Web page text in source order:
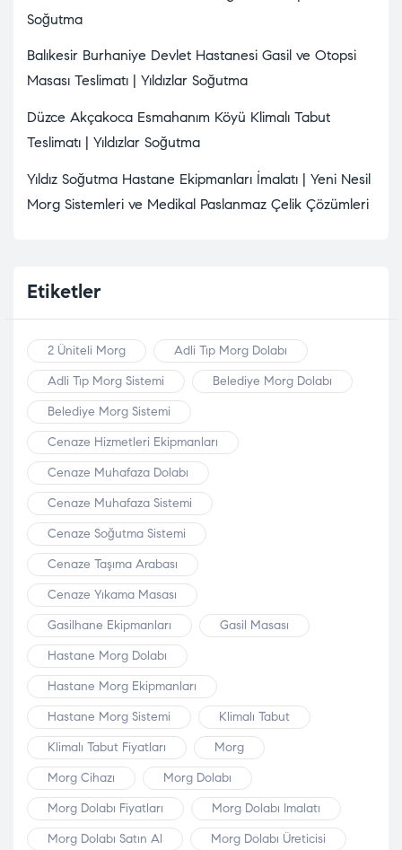
Soğutma
Balıkesir Burhaniye Devlet Hastanesi Gasil ve Otopsi
Masası Teslimatı | Yıldızlar Soğutma
Düzce Akçakoca Esmahanım Köyü Klimalı Tabut
Teslimatı | Yıldızlar Soğutma
Yıldız Soğutma Hastane Ekipmanları İmalatı | Yeni Nesil
Morg Sistemleri ve Medikal Paslanmaz Çelik Çözümleri
Etiketler
2 Üniteli Morg
Adli Tıp Morg Dolabı
Adli Tıp Morg Sistemi
Belediye Morg Dolabı
Belediye Morg Sistemi
Cenaze Hizmetleri Ekipmanları
Cenaze Muhafaza Dolabı
Cenaze Muhafaza Sistemi
Cenaze Soğutma Sistemi
Cenaze Taşıma Arabası
Cenaze Yıkama Masası
Gasilhane Ekipmanları
Gasil Masası
Hastane Morg Dolabı
Hastane Morg Ekipmanları
Hastane Morg Sistemi
Klimalı Tabut
Klimalı Tabut Fiyatları
Morg
Morg Cihazı
Morg Dolabı
Morg Dolabı Fiyatları
Morg Dolabı Imalatı
Morg Dolabı Satın Al
Morg Dolabı Üreticisi